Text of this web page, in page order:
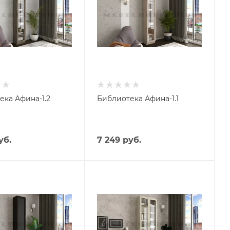
см
Афина-1.2
Цвет
Бежевый
Габариты, высота, см
32
Материал фасада
Библиотека Афина-1.1
7 249 руб.
Русский,
Современный
Цвет